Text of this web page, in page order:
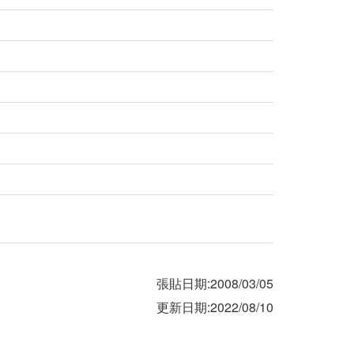
張貼日期:2008/03/05
更新日期:2022/08/10